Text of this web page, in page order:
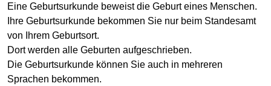
Eine Geburtsurkunde beweist die Geburt eines Menschen.
Ihre Geburtsurkunde bekommen Sie nur beim Standesamt
von Ihrem Geburtsort.
Dort werden alle Geburten aufgeschrieben.
Die Geburtsurkunde können Sie auch in mehreren
Sprachen bekommen.